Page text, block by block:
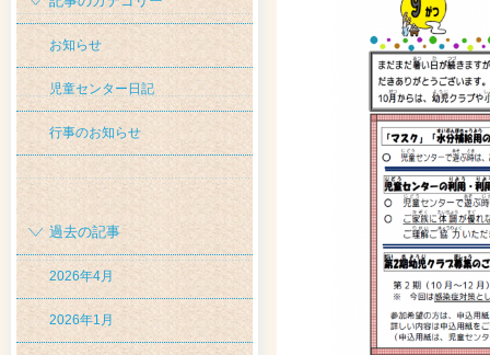
お知らせ
児童センター日記
行事のお知らせ
過去の記事
2026年4月
2026年1月